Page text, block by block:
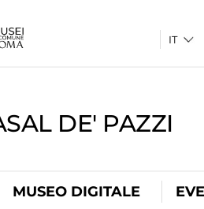
DE' PAZZI
MUSEO DIGITALE